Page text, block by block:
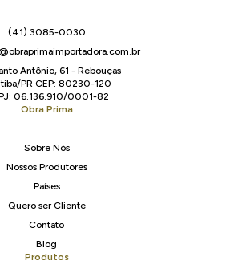
(41) 3085-0030
Antônio, 61 - Rebouças
PR CEP: 80230-120
06.136.910/0001-82
Obra Prima
Sobre Nós
Nossos Produtores
Países
Quero ser Cliente
Contato
Blog
Produtos